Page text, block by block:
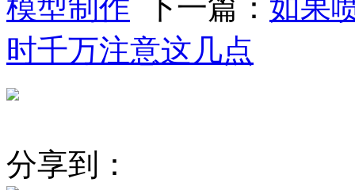
模型制作 下一篇： 如果
时千万注意这几点
分享到：